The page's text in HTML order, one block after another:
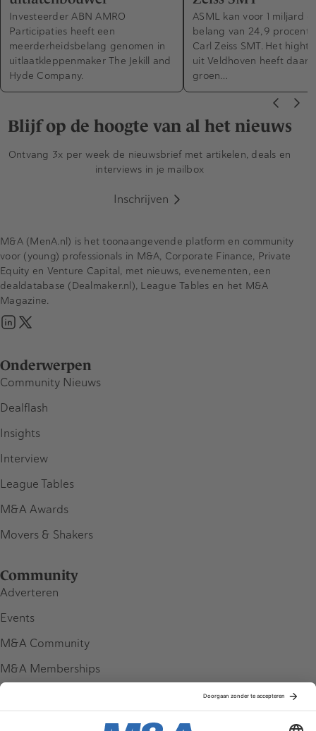
Investeerder ABN AMRO
Participaties heeft een
meerderheidsbelang genomen in
uitlaatkleppenmaker The Jekill and
Hyde Company.
ASML kan voor 1 miljard
belang van 24,9 procent
Carl Zeiss SMT. Het
uit Veldhoven heeft
groen…
Blijf op de hoogte van al het nieuws
Ontvang 3x per week de nieuwsbrief met artikelen, deals en
interviews in je mailbox
Inschrijven
Onderwerpen
Community Nieuws
Dealflash
Insights
Interview
League Tables
M&A Awards
Movers & Shakers
Community
Adverteren
Events
M&A Community
M&A Memberships
M&A (MenA.nl) is het toonaangevende platform en community
voor (young) professionals in M&A, Corporate Finance, Private
Equity en Venture Capital, met nieuws, evenementen, een
dealdatabase (Dealmaker.nl), League Tables en het M&A
Magazine.